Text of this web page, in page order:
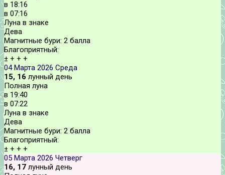
в 18:16
в 07:16
Луна в знаке
Дева
Магнитные бури: 2 балла
Благоприятный:
± + + +
04 Марта 2026 Среда
15, 16 лунный день
Полная луна
в 19:40
в 07:22
Луна в знаке
Дева
Магнитные бури: 2 балла
Благоприятный:
± + + +
05 Марта 2026 Четверг
16, 17 лунный день